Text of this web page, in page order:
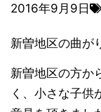
2016年9月9日
新曽地区の曲が
新曽地区の方か
く、小さな子供